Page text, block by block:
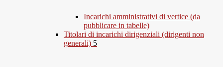
Incarichi amministrativi di vertice (da
pubblicare in tabelle)
Titolari di incarichi dirigenziali (dirigenti non
generali) 5